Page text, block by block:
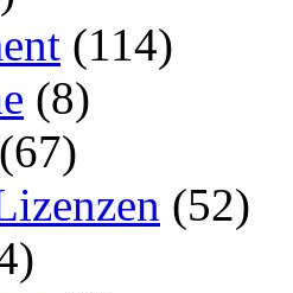
(114)
(8)
(67)
(52)